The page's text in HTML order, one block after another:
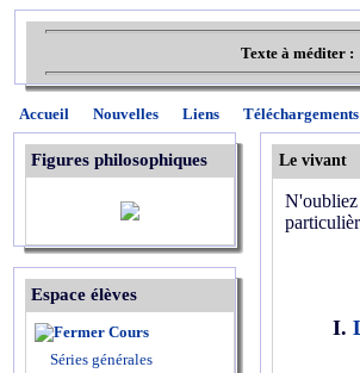
Texte à méditer :
Accueil Nouvelles Liens Téléchargements
Figures philosophiques
Espace élèves
Cours
Séries générales
Le vivant
I.